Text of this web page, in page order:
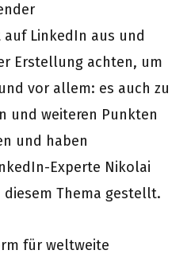
LinkedIn aus und
Erstellung achten, um
vor allem: es auch zu
und weiteren Punkten
und haben
Experte Nikolai
diesem Thema gestellt.
für weltweite